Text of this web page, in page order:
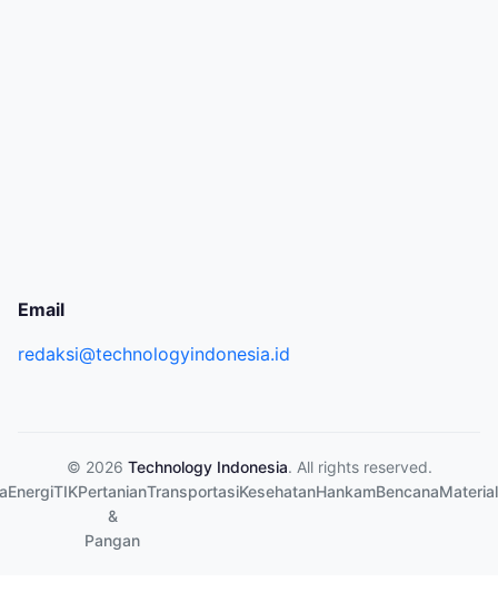
Email
redaksi@technologyindonesia.id
© 2026 Technology Indonesia. All rights reserved.
EnergiTIKPertanian
&
Pangan
TransportasiKesehatanHankamBencanaMaterial